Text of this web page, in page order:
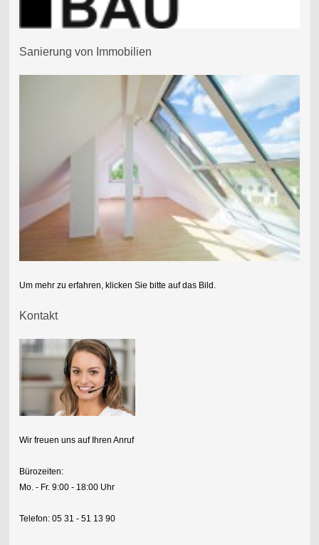
Sanierung von Immobilien
Um mehr zu erfahren, klicken Sie bitte auf das Bild.
Kontakt
Wir freuen uns auf Ihren Anruf
Bürozeiten:
Mo. - Fr. 9:00 - 18:00 Uhr
Telefon: 05 31 - 51 13 90